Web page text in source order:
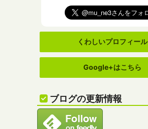
くわしいプロフィール
Google+はこちら
ブログの更新情報